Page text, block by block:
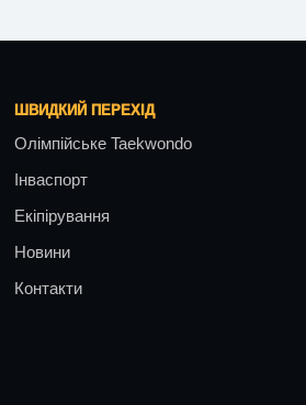
ШВИДКИЙ ПЕРЕХІД
Олімпійське Taekwondo
Інваспорт
Екіпірування
Новини
Контакти